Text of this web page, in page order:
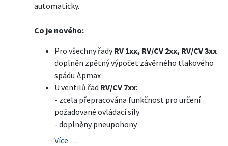
automaticky.
Co je nového:
Pro všechny řadyRV 1xx, RV/CV 2xx, RV/CV 3xx
doplněn zpětný výpočet závěrného tlakového
spádu Δpmax
U ventilů řad RV/CV 7xx:
- zcela přepracována funkčnost pro určení
požadované ovládací síly
- doplněny pneupohony
Více …